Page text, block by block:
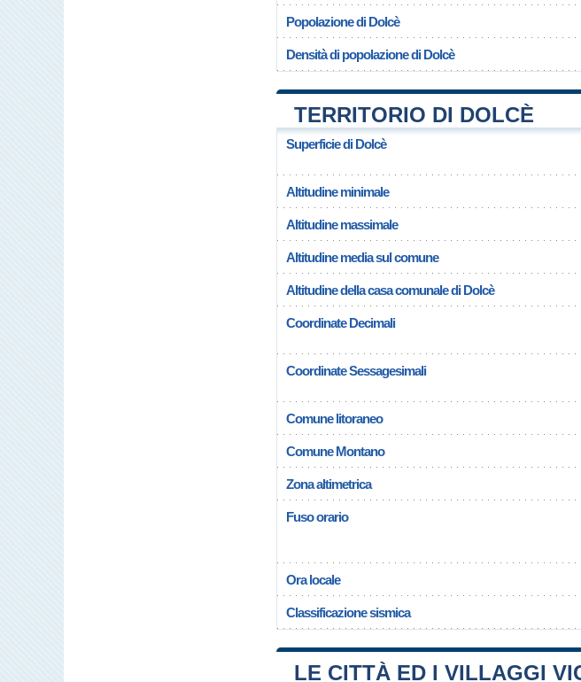
Popolazione di Dolcè
Densità di popolazione di Dolcè
TERRITORIO DI DOLCÈ
Superficie di Dolcè
Altitudine minimale
Altitudine massimale
Altitudine media sul comune
Altitudine della casa comunale di Dolcè
Coordinate Decimali
Coordinate Sessagesimali
Comune litoraneo
Comune Montano
Zona altimetrica
Fuso orario
Ora locale
Classificazione sismica
LE CITTÀ ED I VILLAGGI